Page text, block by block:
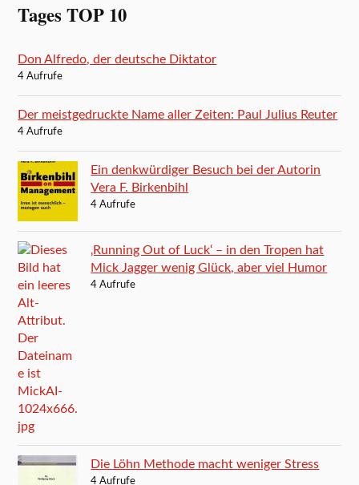
Tages TOP 10
Don Alfredo, der deutsche Diktator
4 Aufrufe
Der meistgedruckte Name aller Zeiten: Paul Julius Reuter
4 Aufrufe
Ein denkwürdiger Besuch bei der Autorin
Vera F. Birkenbihl
4 Aufrufe
‚Running Out of Luck‘ – in den Tropen hat
Mick Jagger wenig Glück, aber viel Humor
4 Aufrufe
Die Löhn Methode macht weniger Stress
4 Aufrufe